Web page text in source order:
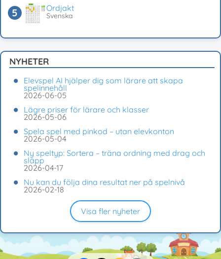
Ordjakt
Svenska
NYHETER
Elevspel AI hjälper dig som lärare att skapa
spelinnehåll
2026-06-05
Lägre priser för lärare och klasser
2026-05-06
Spela spel med pinkod – utan elevkonton
2026-05-04
Ny speltyp: Sortera – träna ordning med drag och
släpp
2026-04-17
Nu kan du följa dina resultat ner på spelnivå
2026-02-18
Visa fler nyheter